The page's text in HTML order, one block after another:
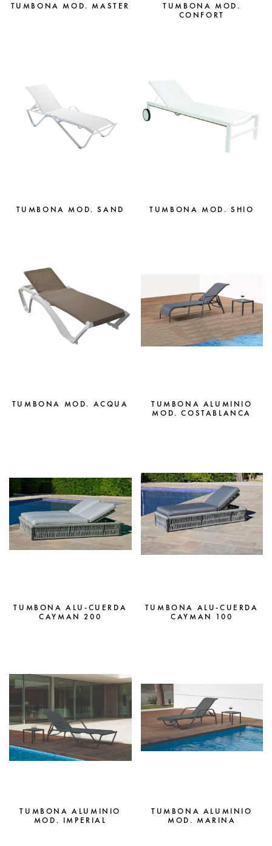
TUMBONA MOD. MASTER
TUMBONA MOD.
CONFORT
TUMBONA MOD. SAND TUMBONA MOD. SHIO
TUMBONA MOD. ACQUA
TUMBONA ALUMINIO
MOD. COSTABLANCA
TUMBONA ALU-CUERDA
CAYMAN 200
TUMBONA ALU-CUERDA
CAYMAN 100
TUMBONA ALUMINIO
MOD. IMPERIAL
TUMBONA ALUMINIO
MOD. MARINA